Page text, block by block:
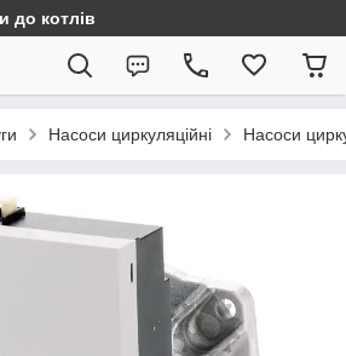
до котлів
Насоси циркуляційні Насоси